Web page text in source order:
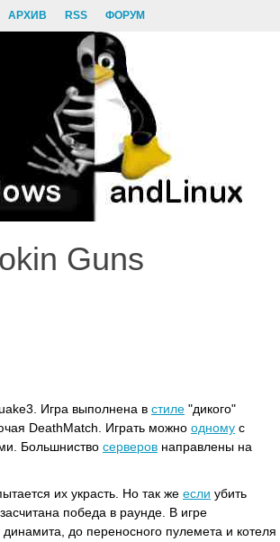
АРХИВ RSS ФОРУМ
Guns
Игра выполнена в стиле "дикого"
DeathMatch. Играть можно одному с
Большниство серверов направлены на
их украсть. Но так же если убить
победа в раунде. В игре
до переносного пулемета и котеля